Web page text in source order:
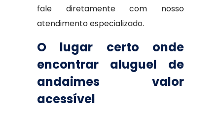
fale diretamente com nosso
atendimento especializado.
O lugar certo onde
encontrar aluguel de
andaimes valor
acessível